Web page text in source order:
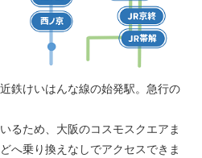
鉄けいはんな線の始発駅。急行の
るため、大阪のコスモスクエアま
へ乗り換えなしでアクセスできま